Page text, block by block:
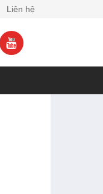
Liên hệ